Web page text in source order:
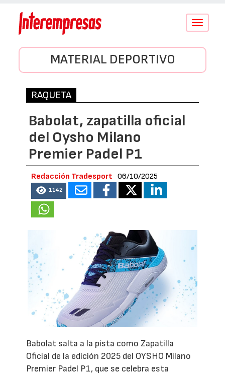
Conmutar
MATERIAL DEPORTIVO
RAQUETA
Babolat, zapatilla oficial
del Oysho Milano
Premier Padel P1
Redacción Tradesport 06/10/2025
1142
Babolat salta a la pista como Zapatilla
Oficial de la edición 2025 del OYSHO Milano
Premier Padel P1, que se celebra esta